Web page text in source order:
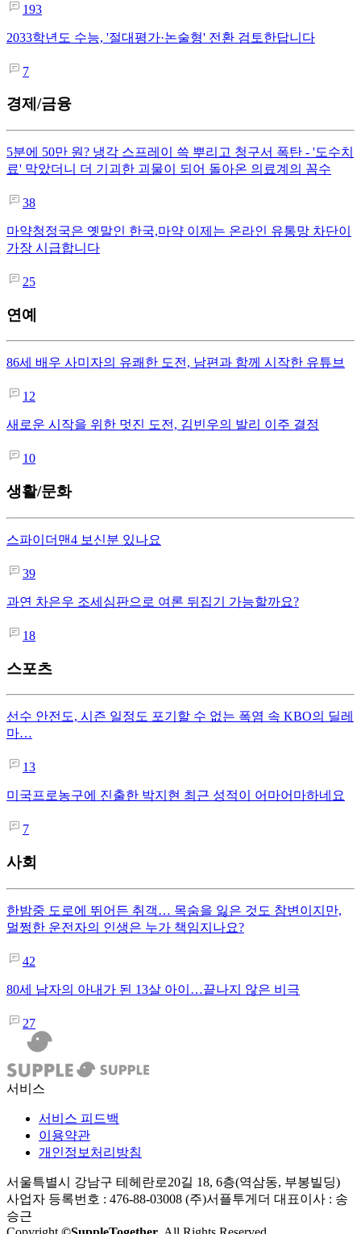
193
2033학년도 수능, '절대평가·논술형' 전환 검토한답니다
7
경제/금융
5분에 50만 원? 냉각 스프레이 쓱 뿌리고 청구서 폭탄 - '도수치
료' 막았더니 더 기괴한 괴물이 되어 돌아온 의료계의 꼼수
38
마약청정국은 옛말인 한국,마약 이제는 온라인 유통망 차단이
가장 시급합니다
25
연예
86세 배우 사미자의 유쾌한 도전, 남편과 함께 시작한 유튜브
12
새로운 시작을 위한 멋진 도전, 김빈우의 발리 이주 결정
10
생활/문화
스파이더맨4 보신분 있나요
39
과연 차은우 조세심판으로 여론 뒤집기 가능할까요?
18
스포츠
선수 안전도, 시즌 일정도 포기할 수 없는 폭염 속 KBO의 딜레
마…
13
미국프로농구에 진출한 박지현 최근 성적이 어마어마하네요
7
사회
한밤중 도로에 뛰어든 취객… 목숨을 잃은 것도 참변이지만,
멀쩡한 운전자의 인생은 누가 책임지나요?
42
80세 남자의 아내가 된 13살 아이…끝나지 않은 비극
27
서비스
서비스 피드백
이용약관
개인정보처리방침
서울특별시 강남구 테헤란로20길 18, 6층(역삼동, 부봉빌딩)
사업자 등록번호 : 476-88-03008 (주)서플투게더 대표이사 : 송
승근